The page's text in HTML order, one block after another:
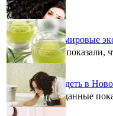
Что советуют мировые
Исследования показали,
Хорошо выглядеть в
Клинические данные